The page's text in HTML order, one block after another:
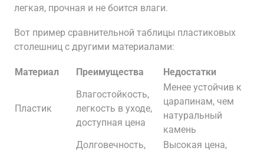
легкая, прочная и не боится влаги.
Вот пример сравнительной таблицы пластиковых
столешниц с другими материалами:
Материал Преимущества Недостатки
Пластик
Влагостойкость,
легкость в уходе,
доступная цена
Менее устойчив к
царапинам, чем
натуральный
камень
Долговечность,
Высокая цена,